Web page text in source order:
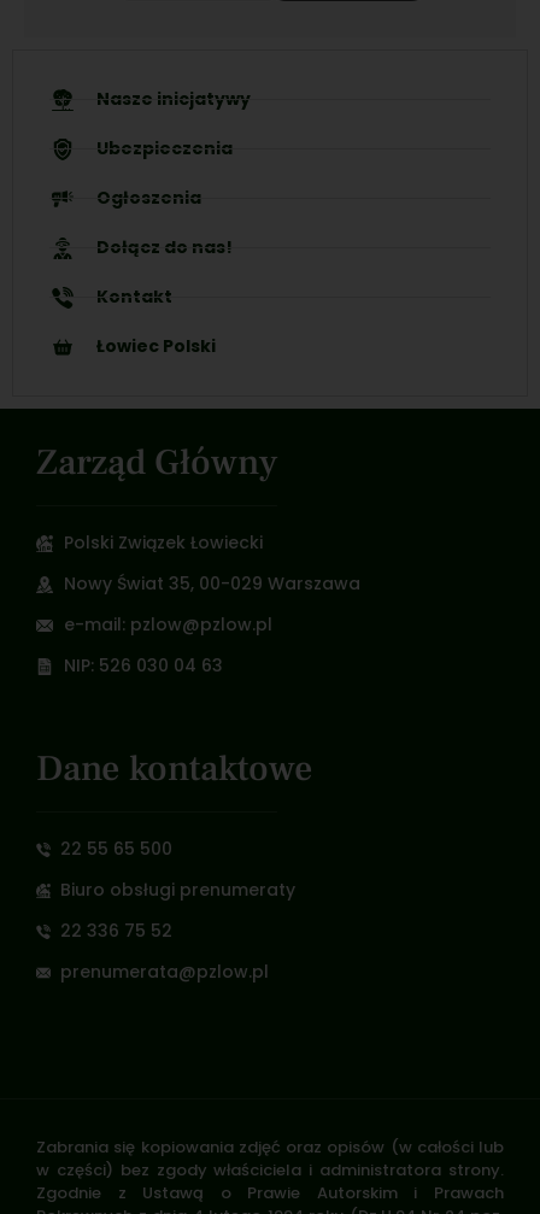
Nasze inicjatywy
Ubezpieczenia
Ogłoszenia
Dołącz do nas!
Kontakt
Łowiec Polski
Zarząd Główny
Polski Związek Łowiecki
Nowy Świat 35, 00-029 Warszawa
e-mail: pzlow@pzlow.pl
NIP: 526 030 04 63
Dane kontaktowe
22 55 65 500
Biuro obsługi prenumeraty
22 336 75 52
prenumerata@pzlow.pl
Zabrania się kopiowania zdjęć oraz opisów (w całości lub
w części) bez zgody właściciela i administratora strony.
Zgodnie z Ustawą o Prawie Autorskim i Prawach